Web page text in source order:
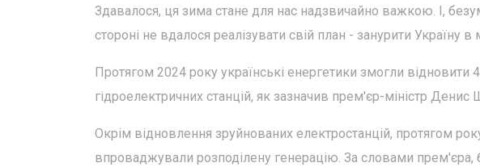
Здавалося, ця зима стане для нас надзвичайно важкою. І,
стороні не вдалося реалізувати свій план - занурити Україну в
Протягом 2024 року українські енергетики змогли відновити
гідроелектричних станцій, як зазначив прем'єр-міністр Денис
Окрім відновлення зруйнованих електростанцій, протягом
впроваджували розподілену генерацію. За словами